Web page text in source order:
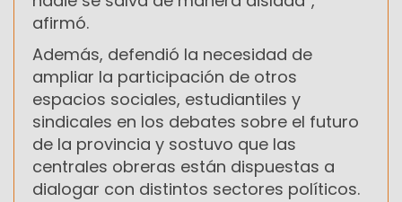
afirmó.
Además, defendió la necesidad de
ampliar la participación de otros
espacios sociales, estudiantiles y
sindicales en los debates sobre el futuro
de la provincia y sostuvo que las
centrales obreras están dispuestas a
dialogar con distintos sectores políticos.